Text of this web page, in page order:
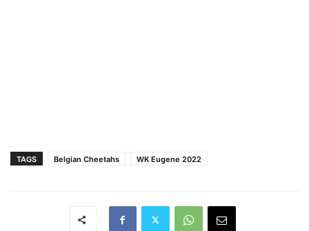
TAGS Belgian Cheetahs WK Eugene 2022